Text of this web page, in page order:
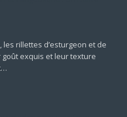
les rillettes d’esturgeon et de
exquis et leur texture